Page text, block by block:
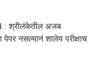
: श्रीलंकेतील अजब
पेपर नसल्यानं शालेय परीक्षाच